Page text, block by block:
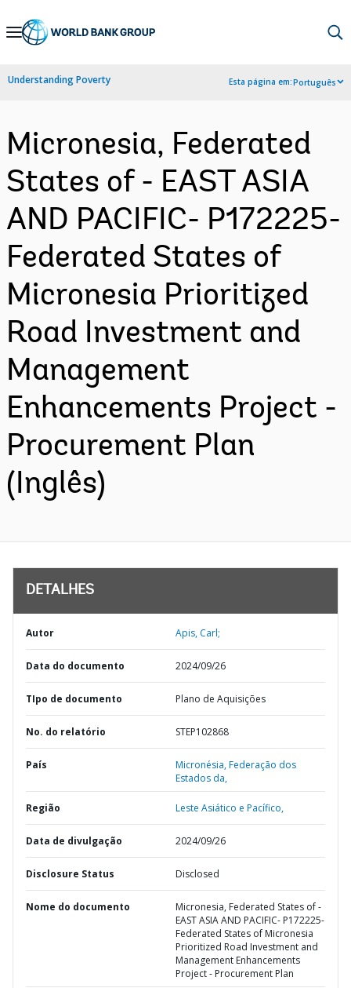
Skip
Navigation
Understanding Poverty Esta página em:Português
Micronesia, Federated
States of - EAST ASIA
AND PACIFIC- P172225-
Federated States of
Micronesia Prioritized
Road Investment and
Management
Enhancements Project -
Procurement Plan
(Inglês)
DETALHES
Autor Apis, Carl;
Data do documento 2024/09/26
TIpo de documento Plano de Aquisições
No. do relatório STEP102868
País Micronésia,Federação dos
Estados da,
Região Leste Asiático e Pacífico,
Data de divulgação 2024/09/26
Disclosure Status Disclosed
Nome do documento
Micronesia, Federated States of -
EAST ASIA AND PACIFIC- P172225-
Federated States of Micronesia
Prioritized Road Investment and
Management Enhancements
Project - Procurement Plan